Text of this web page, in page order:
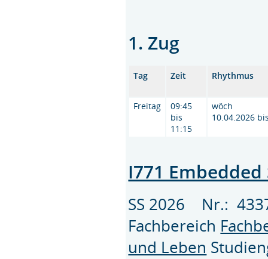
1. Zug
Tag Zeit Rhythmus
Freitag
09:45
bis
11:15
wöch
10.04.2026
I771 Embedded
SS 2026 Nr.:
Fachbereich
und Leben